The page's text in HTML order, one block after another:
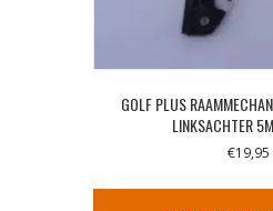
GOLF PLUS
LINKSACHTER
€19,95